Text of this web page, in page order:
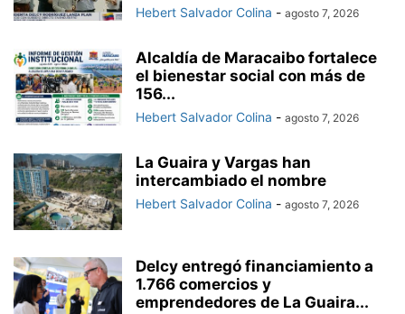
Hebert Salvador Colina - agosto 7, 2026
Alcaldía de Maracaibo fortalece
el bienestar social con más de
156...
Hebert Salvador Colina - agosto 7, 2026
La Guaira y Vargas han
intercambiado el nombre
Hebert Salvador Colina - agosto 7, 2026
Delcy entregó financiamiento a
1.766 comercios y
emprendedores de La Guaira...